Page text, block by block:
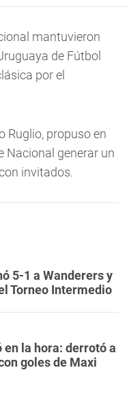
mantuvieron
de Fútbol
por el
Ruglio, propuso en
Nacional generar un
invitados.
5-1 a Wanderers y
Torneo Intermedio
en la hora: derrotó a
goles de Maxi